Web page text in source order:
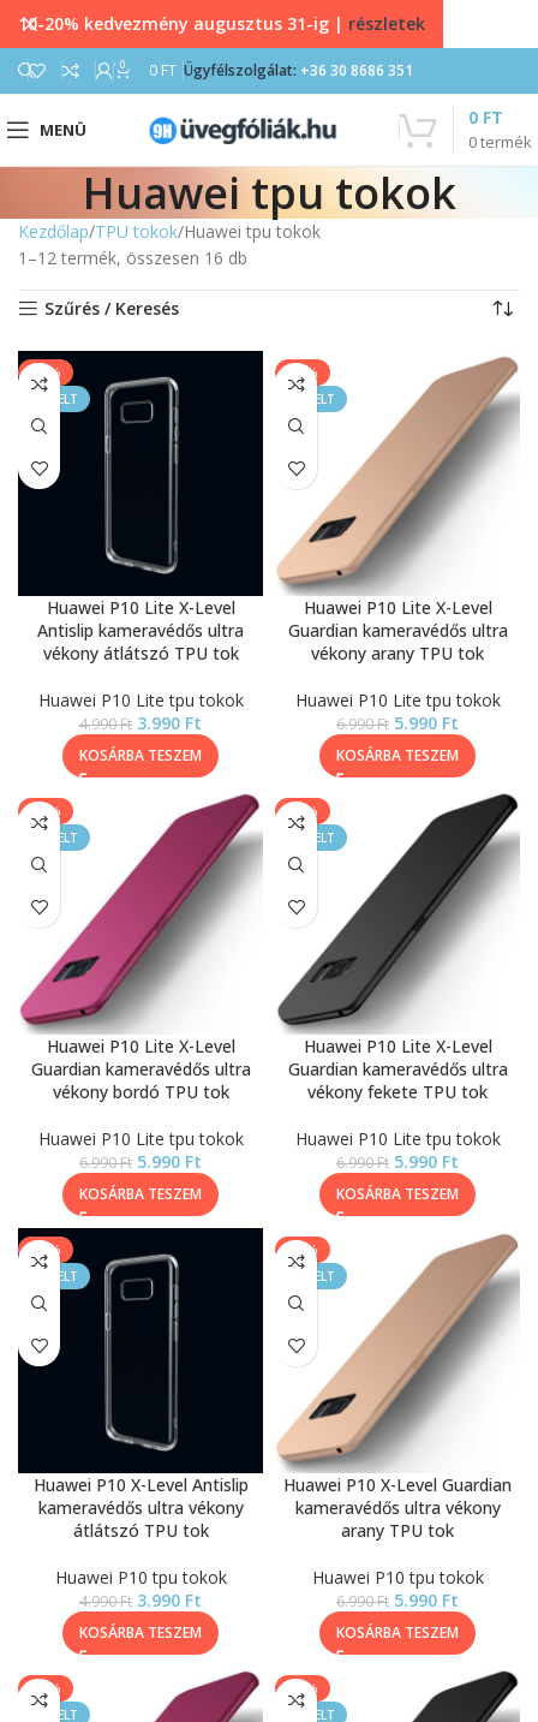
0 0 FT Ügyfélszolgálat: +36 30 8686 351
MENÜ
0termék
0 FT
Huawei tpu tokok
Kezdőlap TPU tokok Huawei tpu tokok
1–12 termék, összesen 16 db
Szűrés / Keresés
-20%
KIEMELT
Huawei P10 Lite X-Level
Antislip kameravédős ultra
vékony átlátszó TPU tok
Huawei P10 Lite tpu tokok
4.990Ft 3.990 Ft
KOSÁRBA TESZEM
-14%
KIEMELT
Huawei P10 Lite X-Level
Guardian kameravédős ultra
vékony arany TPU tok
Huawei P10 Lite tpu tokok
6.990Ft 5.990 Ft
KOSÁRBA TESZEM
-14%
KIEMELT
Huawei P10 Lite X-Level
Guardian kameravédős ultra
vékony bordó TPU tok
Huawei P10 Lite tpu tokok
6.990Ft 5.990 Ft
KOSÁRBA TESZEM
-14%
KIEMELT
Huawei P10 Lite X-Level
Guardian kameravédős ultra
vékony fekete TPU tok
Huawei P10 Lite tpu tokok
6.990Ft 5.990 Ft
KOSÁRBA TESZEM
-20%
KIEMELT
Huawei P10 X-Level Antislip
kameravédős ultra vékony
átlátszó TPU tok
Huawei P10 tpu tokok
4.990Ft 3.990 Ft
KOSÁRBA TESZEM
-14%
KIEMELT
Huawei P10 X-Level Guardian
kameravédős ultra vékony
arany TPU tok
Huawei P10 tpu tokok
6.990Ft 5.990 Ft
KOSÁRBA TESZEM
-14%
KIEMELT
-14%
KIEMELT
10-20% kedvezmény augusztus 31-ig | részletek